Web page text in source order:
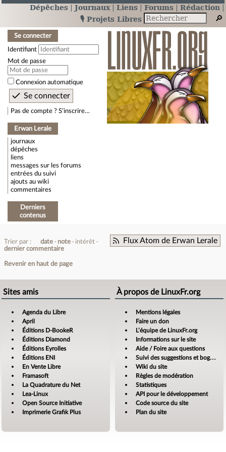
Dépêches Journaux Liens Forums
Rédaction
🎙️ Projets Libres
Se connecter
Identifiant
Mot de passe
Connexion automatique
Pas de compte ? S’inscrire…
Erwan Lerale
journaux
dépêches
liens
messages sur les forums
entrées du suivi
ajouts au wiki
commentaires
Derniers
contenus
Flux Atom de Erwan Lerale
Trier par : date note
intérêt
dernier commentaire
Revenir en haut de page
Sites amis
Agenda du Libre
April
Éditions D-BookeR
Éditions Diamond
Éditions Eyrolles
Éditions ENI
En Vente Libre
Framasoft
La Quadrature du Net
Lea-Linux
Open Source Initiative
Imprimerie Grafik Plus
À propos de LinuxFr.org
Mentions légales
Faire un don
L’équipe de LinuxFr.org
Informations sur le site
Aide / Foire aux questions
Suivi des suggestions et bogues
Wiki du site
Règles de modération
Statistiques
API pour le développement
Code source du site
Plan du site